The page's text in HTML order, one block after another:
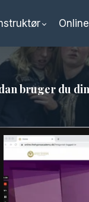
bruger du